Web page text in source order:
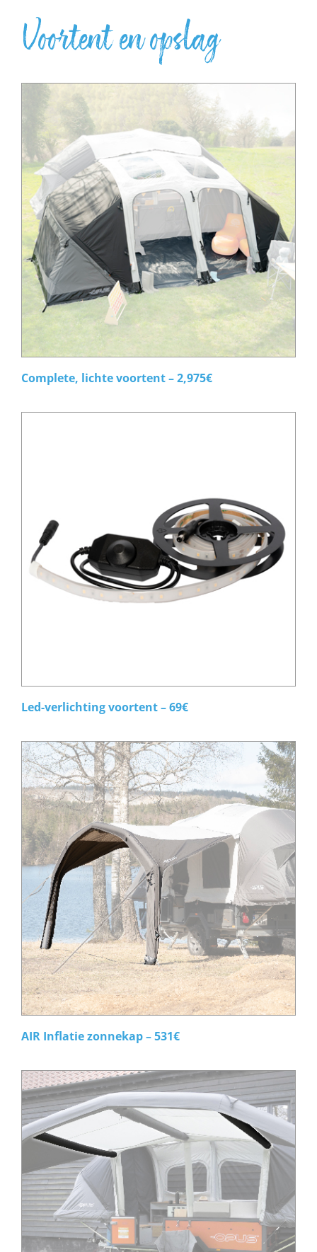
Voortent en opslag
Complete, lichte voortent – 2,975€
Led-verlichting voortent – 69€
AIR Inflatie zonnekap – 531€